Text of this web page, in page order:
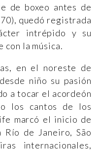
de boxeo antes de
quedó registrada
intrépido y su
con la música.
en el noreste de
niño su pasión
a tocar el acordeón
los cantos de los
marcó el inicio de
de Janeiro, São
internacionales,